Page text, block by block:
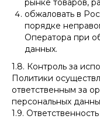
рынке товаров,
обжаловать в
порядке
Оператора при
данных.
1.8. Контроль за
Политики
ответственным за
персональных
1.9.